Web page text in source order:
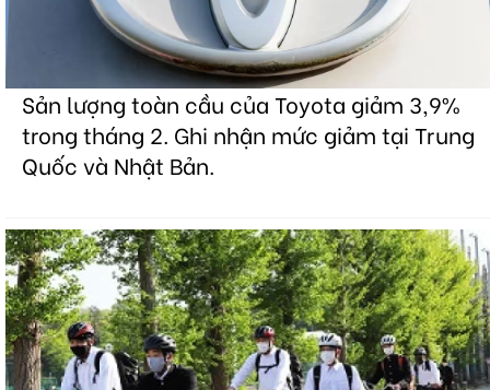
Sản lượng toàn cầu của Toyota giảm 3,9%
trong tháng 2. Ghi nhận mức giảm tại Trung
Quốc và Nhật Bản.